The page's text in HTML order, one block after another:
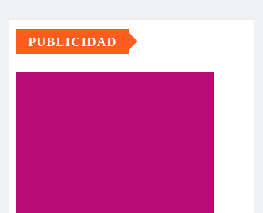
entradas
PUBLICIDAD